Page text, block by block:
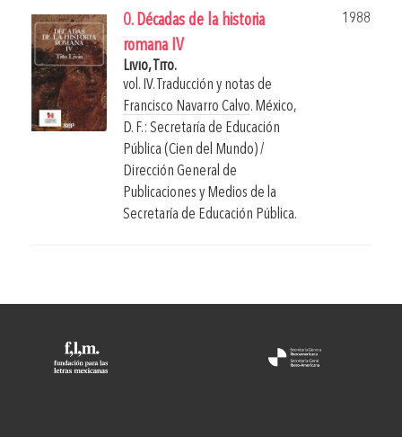
0. Décadas de la historia
romana IV
1988
Livio, Tito.
vol. IV. Traducción y notas de
Francisco Navarro Calvo. México,
D. F.: Secretaría de Educación
Pública (Cien del Mundo) /
Dirección General de
Publicaciones y Medios de la
Secretaría de Educación Pública.